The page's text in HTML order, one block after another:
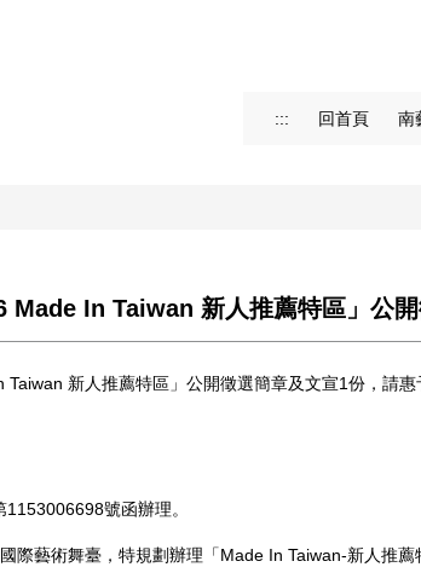
::: 回首頁 南
Made In Taiwan 新人推薦特區」公
新人推薦特區」公開徵選簡章及文宣1份，請
號函辦理。
際藝術舞臺，特規劃辦理「Made In Taiwan-新人推